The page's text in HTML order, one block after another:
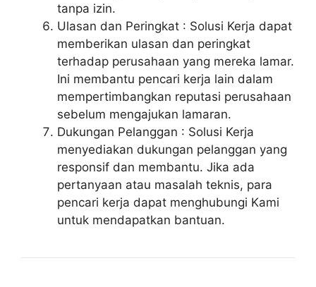
tanpa izin.
Ulasan dan Peringkat : Solusi Kerja dapat
memberikan ulasan dan peringkat
terhadap perusahaan yang mereka lamar.
Ini membantu pencari kerja lain dalam
mempertimbangkan reputasi perusahaan
sebelum mengajukan lamaran.
Dukungan Pelanggan : Solusi Kerja
menyediakan dukungan pelanggan yang
responsif dan membantu. Jika ada
pertanyaan atau masalah teknis, para
pencari kerja dapat menghubungi Kami
untuk mendapatkan bantuan.